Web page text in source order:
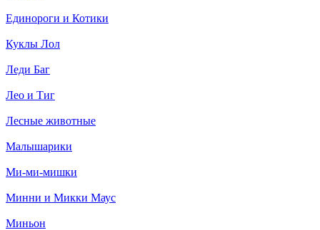
Единороги и Котики
Куклы Лол
Леди Баг
Лео и Тиг
Лесные животные
Малышарики
Ми-ми-мишки
Минни и Микки Маус
Миньон